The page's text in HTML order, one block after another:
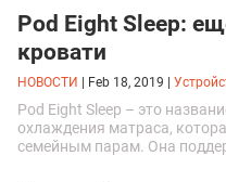
Android и iOS.
Pod Eight Sleep:
кровати
НОВОСТИ Feb 18, 2019
Pod Eight Sleep – это
охлаждения матраса,
семейным парам. Она